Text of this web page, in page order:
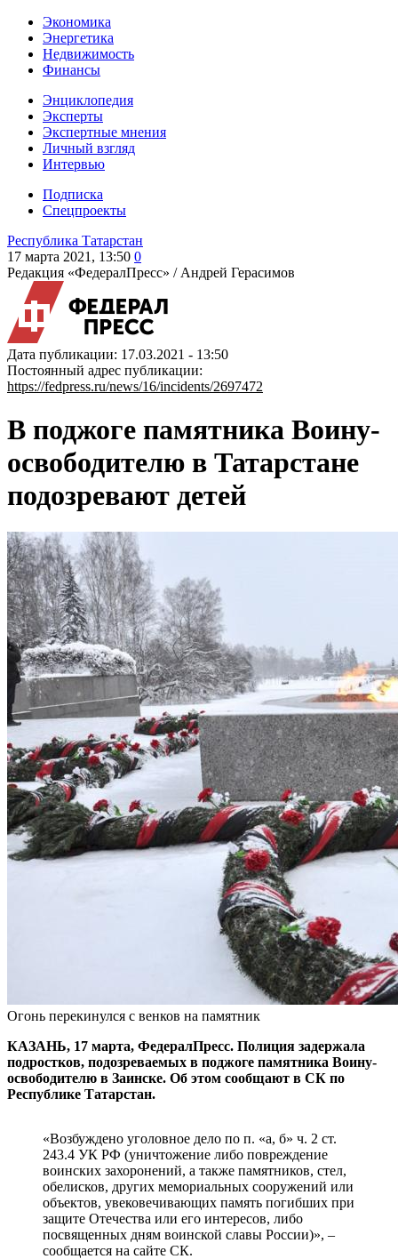
Экономика
Энергетика
Недвижимость
Финансы
Энциклопедия
Эксперты
Экспертные мнения
Личный взгляд
Интервью
Подписка
Спецпроекты
Республика Татарстан
17 марта 2021, 13:50 0
Редакция «ФедералПресс» / Андрей Герасимов
Дата публикации: 17.03.2021 - 13:50
Постоянный адрес публикации:
https://fedpress.ru/news/16/incidents/2697472
В поджоге памятника Воину-
освободителю в Татарстане
подозревают детей
Огонь перекинулся с венков на памятник
КАЗАНЬ, 17 марта, ФедералПресс. Полиция задержала
подростков, подозреваемых в поджоге памятника Воину-
освободителю в Заинске. Об этом сообщают в СК по
Республике Татарстан.
«Возбуждено уголовное дело по п. «а, б» ч. 2 ст.
243.4 УК РФ (уничтожение либо повреждение
воинских захоронений, а также памятников, стел,
обелисков, других мемориальных сооружений или
объектов, увековечивающих память погибших при
защите Отечества или его интересов, либо
посвященных дням воинской славы России)», –
сообщается на сайте СК.